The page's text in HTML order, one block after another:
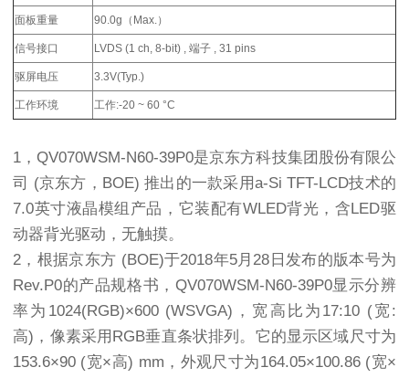
面板重量 90.0g（Max.）
信号接口 LVDS (1 ch, 8-bit) , 端子 , 31 pins
驱屏电压 3.3V(Typ.)
工作环境 工作:-20 ~ 60 °C
1，QV070WSM-N60-39P0是京东方科技集团股份有限公
司 (京东方，BOE) 推出的一款采用a-Si TFT-LCD技术的
7.0英寸液晶模组产品，它装配有WLED背光，含LED驱
动器背光驱动，无触摸。
2，根据京东方 (BOE)于2018年5月28日发布的版本号为
Rev.P0的产品规格书，QV070WSM-N60-39P0显示分辨
率为1024(RGB)×600 (WSVGA)，宽高比为17:10 (宽:
高)，像素采用RGB垂直条状排列。它的显示区域尺寸为
153.6×90 (宽×高) mm，外观尺寸为164.05×100.86 (宽×